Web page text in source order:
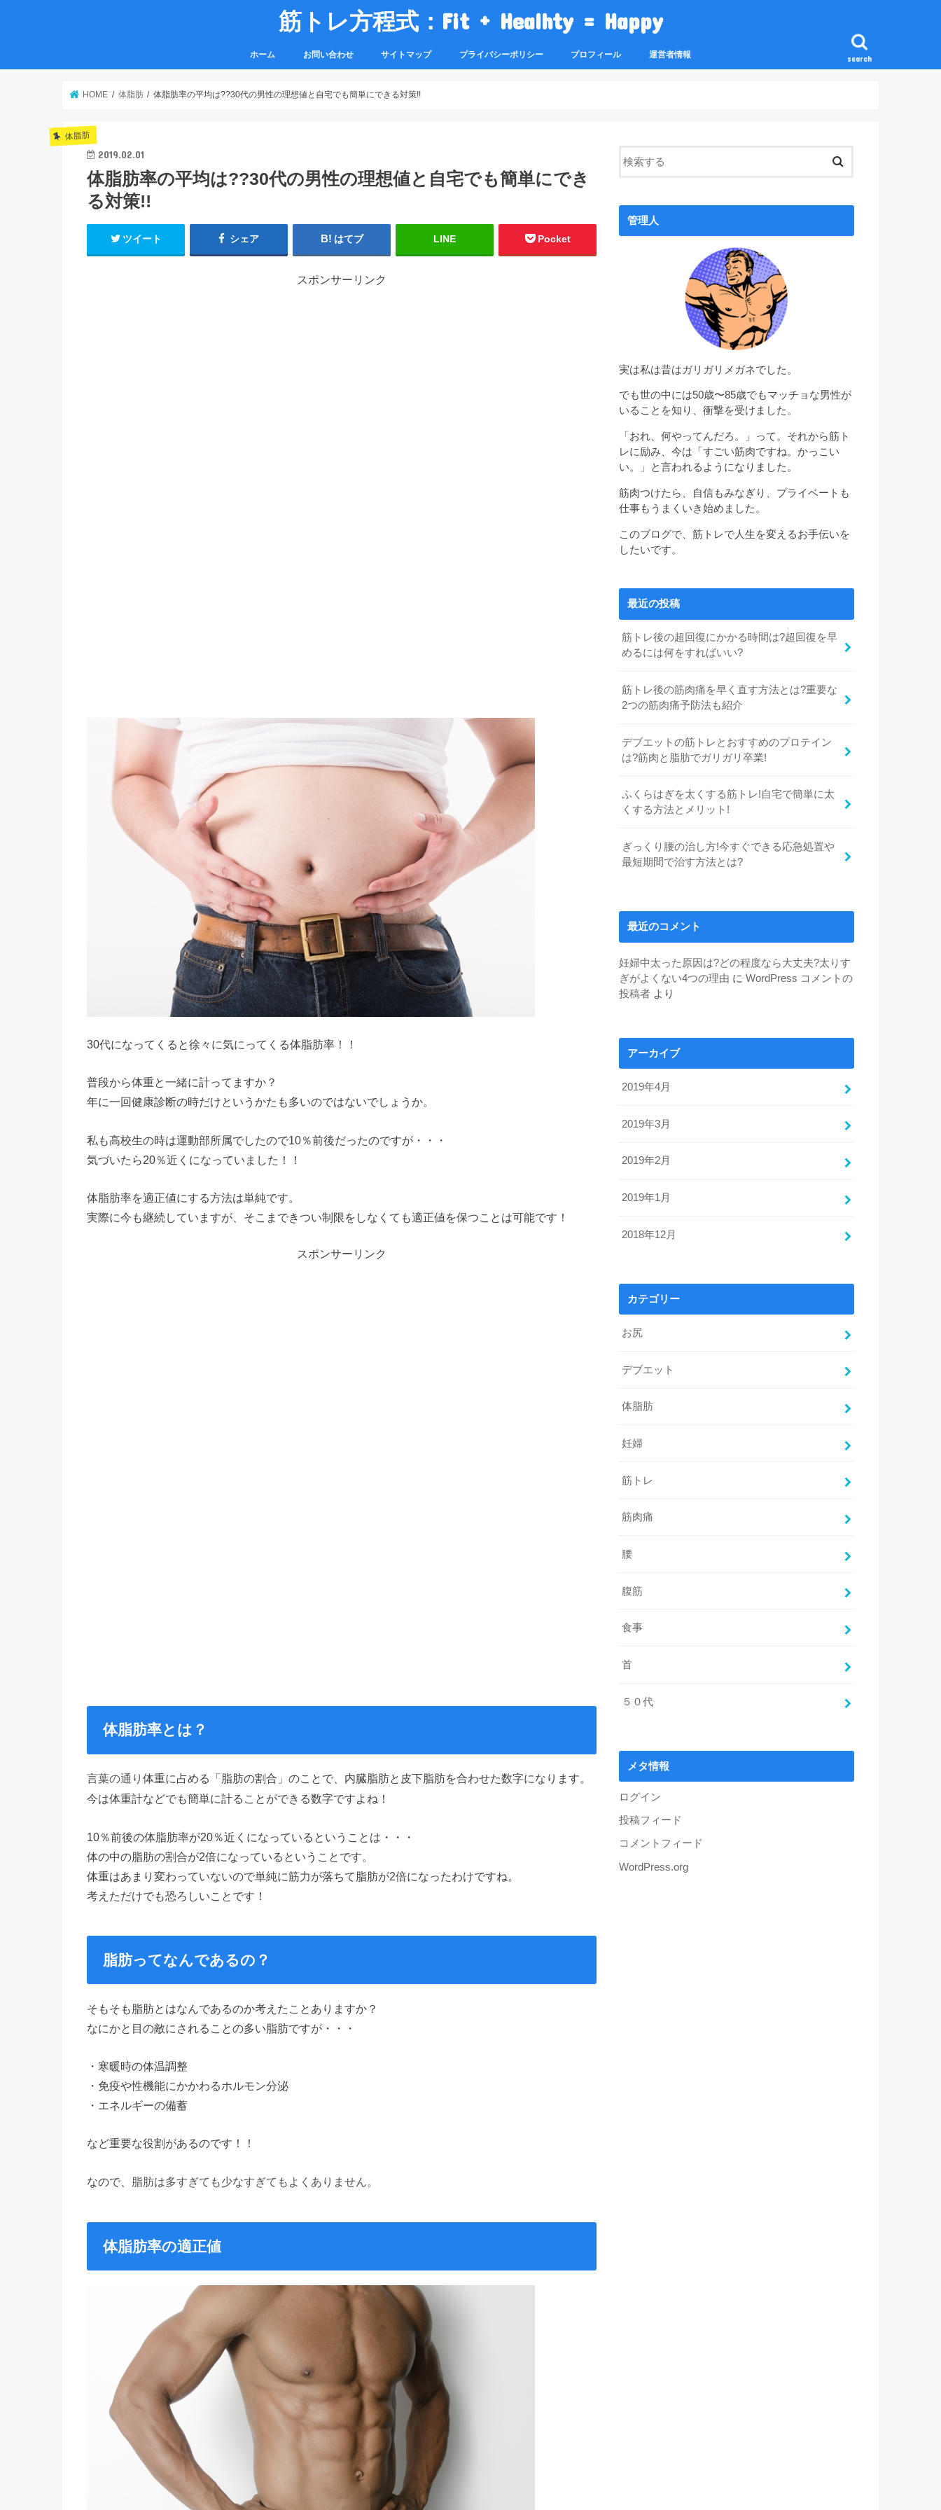
筋トレ方程式：Fit + Healhty = Happy
search
ホーム お問い合わせ サイトマップ プライバシーポリシー プロフィール 運営者情報
HOME 体脂肪 体脂肪率の平均は??30代の男性の理想値と自宅でも簡単にできる対策!!
体脂肪
2019.02.01
体脂肪率の平均は??30代の男性の理想値と自宅でも簡単にでき
る対策!!
ツイート シェア はてブ LINE Pocket
スポンサーリンク
30代になってくると徐々に気にってくる体脂肪率！！
普段から体重と一緒に計ってますか？
年に一回健康診断の時だけというかたも多いのではないでしょうか。
私も高校生の時は運動部所属でしたので10％前後だったのですが・・・
気づいたら20％近くになっていました！！
体脂肪率を適正値にする方法は単純です。
実際に今も継続していますが、そこまできつい制限をしなくても適正値を保つことは可能です！
スポンサーリンク
体脂肪率とは？
言葉の通り 体重に占める「脂肪の割合」のことで、内臓脂肪と皮下脂肪を合わせた数字になります。
今は体重計などでも簡単に計ることができる数字ですよね！
10％前後の体脂肪率が20％近くになっているということは・・・
体の中の脂肪の割合が2倍になっているということです。
体重はあまり変わっていないので単純に筋力が落ちて脂肪が2倍になったわけですね。
考えただけでも恐ろしいことです！
脂肪ってなんであるの？
そもそも脂肪とはなんであるのか考えたことありますか？
なにかと目の敵にされることの多い脂肪ですが・・・
・寒暖時の体温調整
・免疫や性機能にかかわるホルモン分泌
・エネルギーの備蓄
など重要な役割があるのです！！
なので、 脂肪は多すぎても少なすぎてもよくありません。
体脂肪率の適正値
管理人
実は私は昔はガリガリメガネでした。
でも世の中には50歳〜85歳でもマッチョな男性が
いることを知り、衝撃を受けました。
「おれ、何やってんだろ。」って。それから筋ト
レに励み、今は「すごい筋肉ですね。かっこい
い。」と言われるようになりました。
筋肉つけたら、自信もみなぎり、プライベートも
仕事もうまくいき始めました。
このブログで、筋トレで人生を変えるお手伝いを
したいです。
最近の投稿
筋トレ後の超回復にかかる時間は?超回復を早
めるには何をすればいい?
筋トレ後の筋肉痛を早く直す方法とは?重要な
2つの筋肉痛予防法も紹介
デブエットの筋トレとおすすめのプロテイン
は?筋肉と脂肪でガリガリ卒業!
ふくらはぎを太くする筋トレ!自宅で簡単に太
くする方法とメリット!
ぎっくり腰の治し方!今すぐできる応急処置や
最短期間で治す方法とは?
最近のコメント
妊婦中太った原因は?どの程度なら大丈夫?太りす
ぎがよくない4つの理由 に WordPress コメントの
投稿者 より
アーカイブ
2019年4月
2019年3月
2019年2月
2019年1月
2018年12月
カテゴリー
お尻
デブエット
体脂肪
妊婦
筋トレ
筋肉痛
腰
腹筋
食事
首
５０代
メタ情報
ログイン
投稿フィード
コメントフィード
WordPress.org